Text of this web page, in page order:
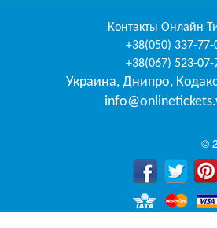
Контакты Онлайн
+38(050) 337-77-
+38(067) 523-07-
Украина, Днипро,
©